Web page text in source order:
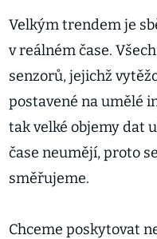
Velkým trendem je
v reálném čase.
senzorů, jejichž
postavené na umělé
tak velké objemy dat
čase neumějí, proto
směřujeme.
Chceme poskytovat